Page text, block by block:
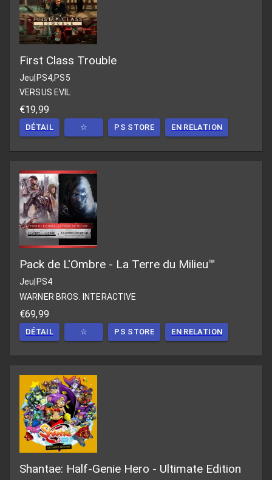
First Class Trouble
Jeu|PS4,PS5
VERSUS EVIL
€19,99
DÉTAIL ☆ PS STORE EN RELATION
Pack de L'Ombre - La Terre du Milieu™
Jeu PS4
WARNER BROS. INTERACTIVE
€69,99
DÉTAIL ☆ PS STORE EN RELATION
Shantae: Half-Genie Hero - Ultimate Edition